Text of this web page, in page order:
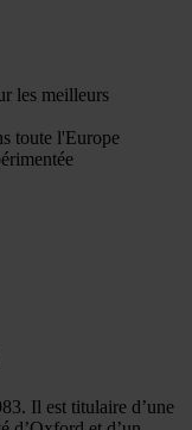
les meilleurs
toute l'Europe
Il est titulaire d’une